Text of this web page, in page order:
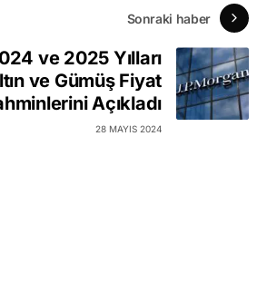
Sonraki haber
ve 2025 Yılları
ve Gümüş Fiyat
Açıkladı
28 MAYIS 2024